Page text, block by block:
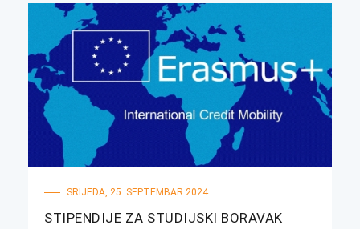
SRIJEDA, 25. SEPTEMBAR 2024.
STIPENDIJE ZA STUDIJSKI BORAVAK